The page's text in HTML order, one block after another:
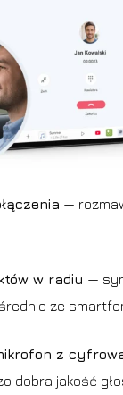
—
w radiu —
ze
z
dobra jakość